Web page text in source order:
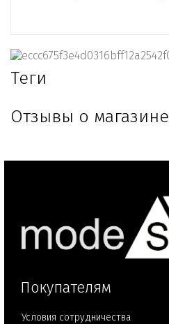
Теги
Отзывы о магазине
Покупателям
Условия сотрудничества